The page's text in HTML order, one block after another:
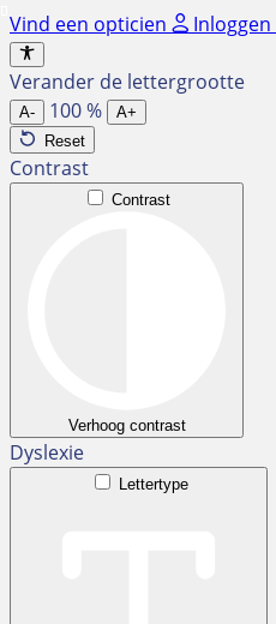
Ga
naar
de
inhoud
Vind een opticien Inloggen
Verander de lettergrootte
A- 100%
A+
Reset
Contrast
Contrast
Verhoog contrast
Dyslexie
Lettertype